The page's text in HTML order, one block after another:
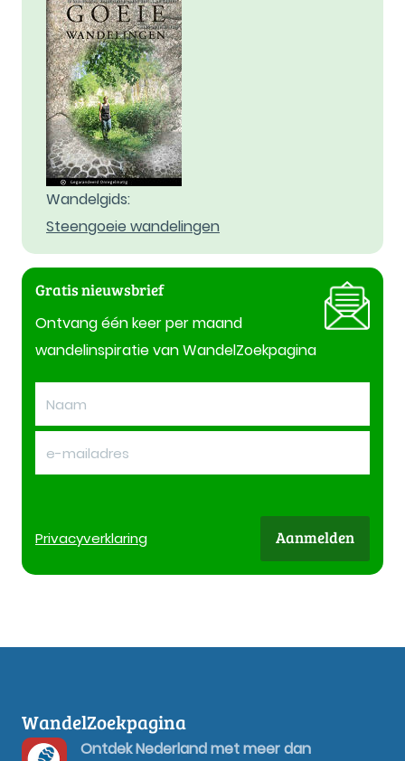
Wandelgids:
Steengoeie wandelingen
Gratis nieuwsbrief
Ontvang één keer per maand
wandelinspiratie van WandelZoekpagina
Privacyverklaring Aanmelden
WandelZoekpagina
Ontdek Nederland met meer dan